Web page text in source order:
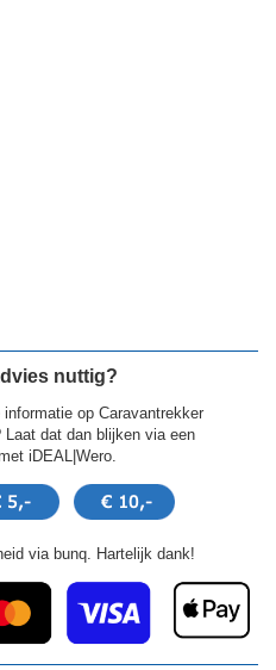
nuttig?
op Caravantrekker
Laat dat dan blijken via een
iDEAL|Wero.
via bunq. Hartelijk dank!